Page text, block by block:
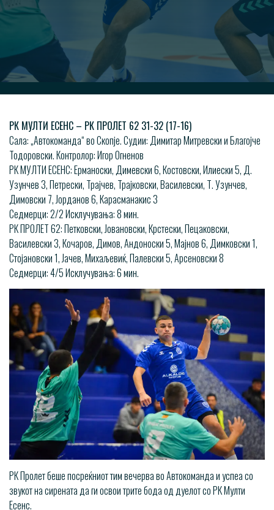
РК МУЛТИ ЕСЕНС – РК ПРОЛЕТ 62 31-32 (17-16)
Сала: „Автокоманда“ во Скопје. Судии: Димитар Митревски и Благојче
Тодоровски. Контролор: Игор Огненов
РК МУЛТИ ЕСЕНС: Ерманоски, Димевски 6, Костовски, Илиески 5, Д.
Узунчев 3, Петрески, Трајчев, Трајковски, Василевски, Т. Узунчев,
Димовски 7, Јорданов 6, Карасманакис 3
Седмерци: 2/2 Исклучувања: 8 мин.
РК ПРОЛЕТ 62: Петковски, Јовановски, Крстески, Пецаковски,
Василевски 3, Кочаров, Димов, Андоноски 5, Мајнов 6, Димковски 1,
Стојановски 1, Јачев, Михаљевиќ, Палевски 5, Арсеновски 8
Седмерци: 4/5 Исклучувања: 6 мин.
РК Пролет беше посреќниот тим вечерва во Автокоманда и успеа со
звукот на сирената да ги освои трите бода од дуелот со РК Мулти
Есенс.